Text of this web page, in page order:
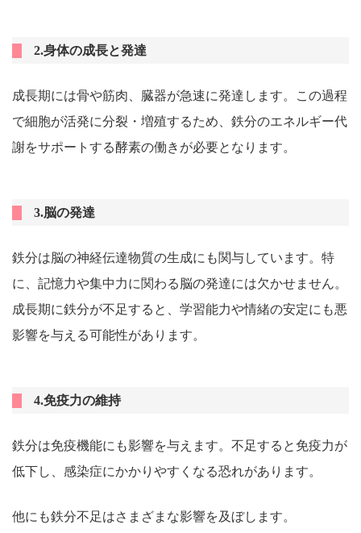
2.身体の成長と発達
成長期には骨や筋肉、臓器が急速に発達します。この過程
で細胞が活発に分裂・増殖するため、鉄分のエネルギー代
謝をサポートする酵素の働きが必要となります。
3.脳の発達
鉄分は脳の神経伝達物質の生成にも関与しています。特
に、記憶力や集中力に関わる脳の発達には欠かせません。
成長期に鉄分が不足すると、学習能力や情緒の安定にも悪
影響を与える可能性があります。
4.免疫力の維持
鉄分は免疫機能にも影響を与えます。不足すると免疫力が
低下し、感染症にかかりやすくなる恐れがあります。
他にも鉄分不足はさまざまな影響を及ぼします。